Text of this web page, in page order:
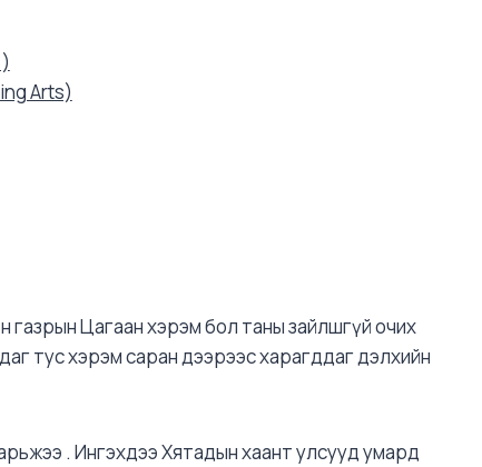
Arts)
Цагаан хэрэм бол таны зайлшгүй очих
тус хэрэм саран дээрээс харагддаг дэлхийн
. Ингэхдээ Хятадын хаант улсууд умард